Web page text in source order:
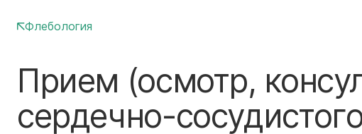
Флебология
Прием (осмотр,
сердечно-